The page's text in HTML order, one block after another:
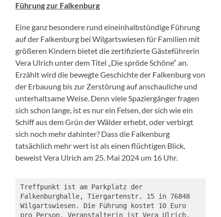
Führung zur Falkenburg
Eine ganz besondere rund eineinhalbstündige Führung
auf der Falkenburg bei Wilgartswiesen für Familien mit
größeren Kindern bietet die zertifizierte Gästeführerin
Vera Ulrich unter dem Titel „Die spröde Schöne“ an.
Erzählt wird die bewegte Geschichte der Falkenburg von
der Erbauung bis zur Zerstörung auf anschauliche und
unterhaltsame Weise. Denn viele Spaziergänger fragen
sich schon lange, ist es nur ein Felsen, der sich wie ein
Schiff aus dem Grün der Wälder erhebt, oder verbirgt
sich noch mehr dahinter? Dass die Falkenburg
tatsächlich mehr wert ist als einen flüchtigen Blick,
beweist Vera Ulrich am 25. Mai 2024 um 16 Uhr.
Treffpunkt ist am Parkplatz der
Falkenburghalle, Tiergartenstr. 15 in 76848
Wilgartswiesen. Die Führung kostet 10 Euro
pro Person. Veranstalterin ist Vera Ulrich,